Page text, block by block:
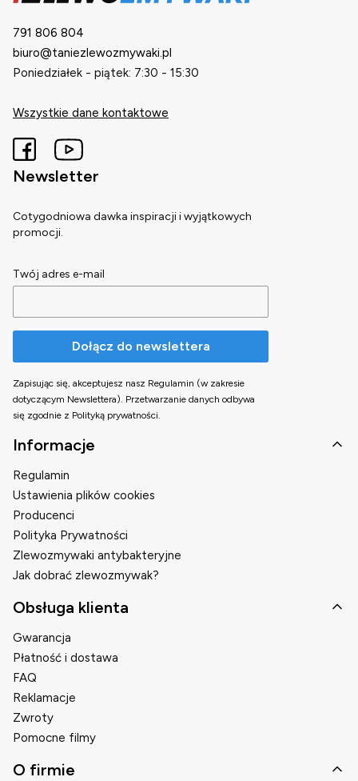
791 806 804
biuro@taniezlewozmywaki.pl
Poniedziałek - piątek: 7:30 - 15:30
Wszystkie dane kontaktowe
Newsletter
Cotygodniowa dawka inspiracji i wyjątkowych
promocji.
Twój adres e-mail
Dołącz do newslettera
Zapisując się, akceptujesz nasz Regulamin (w zakresie
dotyczącym Newslettera). Przetwarzanie danych odbywa
się zgodnie z Polityką prywatności.
Linki w stopce
Informacje
Regulamin
Ustawienia plików cookies
Producenci
Polityka Prywatności
Zlewozmywaki antybakteryjne
Jak dobrać zlewozmywak?
Obsługa klienta
Gwarancja
Płatność i dostawa
FAQ
Reklamacje
Zwroty
Pomocne filmy
O firmie